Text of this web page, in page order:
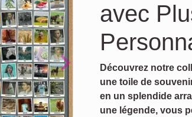
Next
avec
Découvrez notre
une toile de
en un splendide
une légende, vous